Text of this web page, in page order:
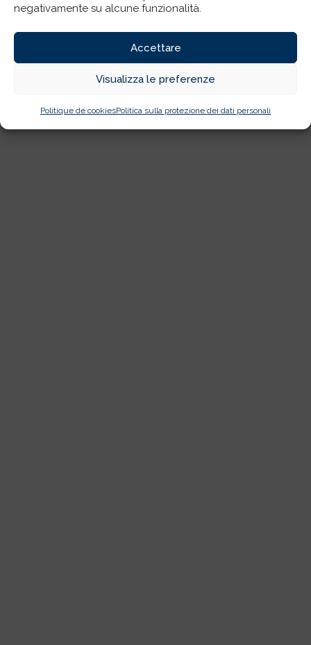
negativamente su alcune funzionalità.
Accettare
Visualizza le preferenze
Politique de cookiesPolitica sulla protezione dei dati personali